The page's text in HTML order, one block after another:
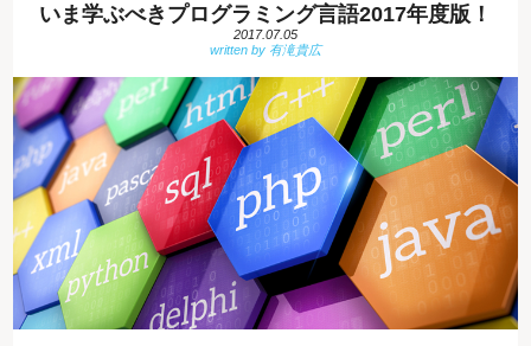
いま学ぶべきプログラミング言語2017年度版！
2017.07.05